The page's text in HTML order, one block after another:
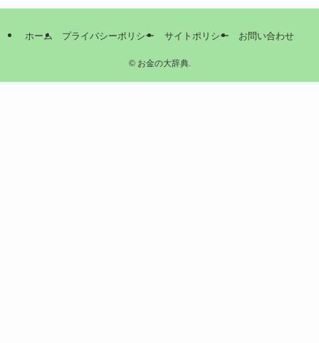
ホーム プライバシーポリシー サイトポリシー お問い合わせ
©お金の大辞典.